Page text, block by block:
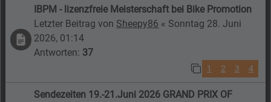
IBPM - lizenzfreie Meisterschaft bei Bike Promotion
Letzter Beitrag von Sheepy86 « Sonntag 28. Juni
2026, 01:14
Antworten: 37
1 2 3 4
Sendezeiten 19.-21.Juni 2026 GRAND PRIX OF